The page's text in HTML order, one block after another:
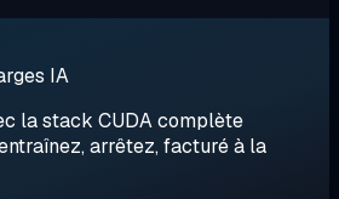
IA
la stack CUDA complète
arrêtez, facturé à la